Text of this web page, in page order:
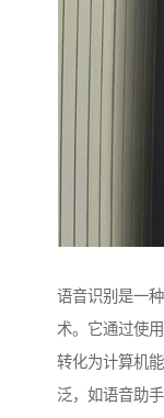
语音识别是一
术。它通过使
转化为计算机
泛，如语音助